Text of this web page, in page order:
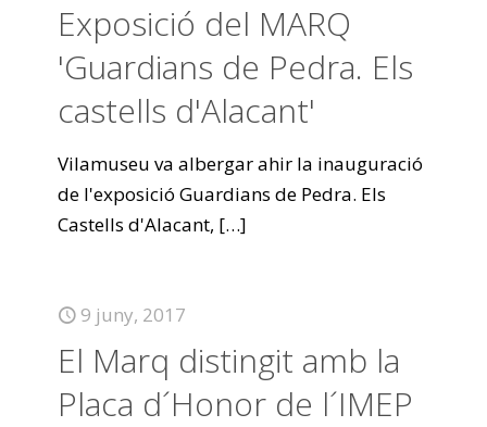
Exposició del MARQ
'Guardians de Pedra. Els
castells d'Alacant'
Vilamuseu va albergar ahir la inauguració
de l'exposició Guardians de Pedra. Els
Castells d'Alacant, […]
9 juny, 2017
El Marq distingit amb la
Placa d´Honor de l´IMEP